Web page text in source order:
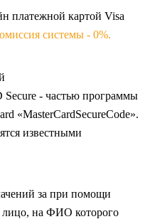
платежной картой Visa
системы - 0%.
Secure - частью программы
«MasterCardSecureCode».
известными
за при помощи
лицо, на ФИО которого